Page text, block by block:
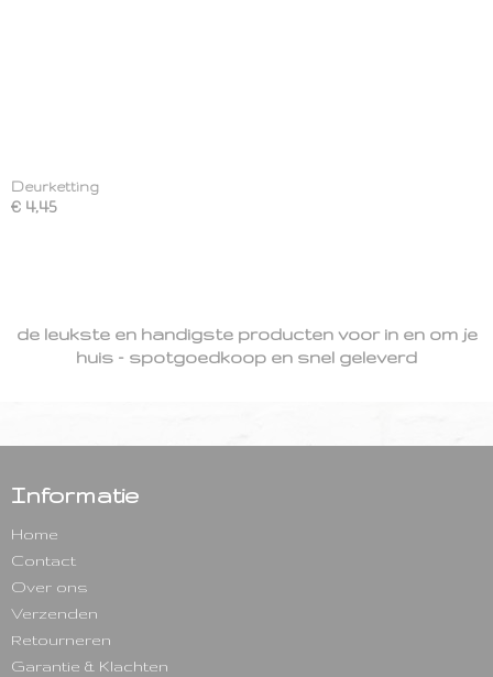
Deurketting
€ 4,45
de leukste en handigste producten voor in en om je
huis - spotgoedkoop en snel geleverd
Informatie
Home
Contact
Over ons
Verzenden
Retourneren
Garantie & Klachten